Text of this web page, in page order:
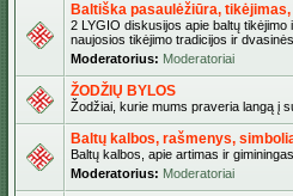
Baltiška pasaulėžiūra,
2 LYGIO diskusijos apie baltų
naujosios tikėjimo tradicijos ir
Moderatorius: Moderatoriai
ŽODŽIŲ BYLOS
Žodžiai, kurie mums praveria langą į
Baltų kalbos, rašmenys,
Baltų kalbos, apie artimas ir
Moderatorius: Moderatoriai